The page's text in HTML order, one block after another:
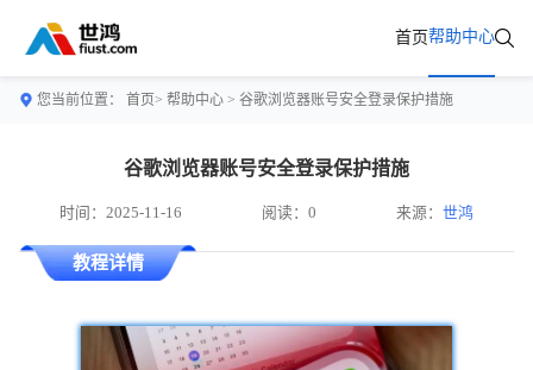
首页帮助中心
您当前位置： 首页> 帮助中心 > 谷歌浏览器账号安全登录保护措施
谷歌浏览器账号安全登录保护措施
时间：2025-11-16 阅读：0 来源：世鸿
教程详情